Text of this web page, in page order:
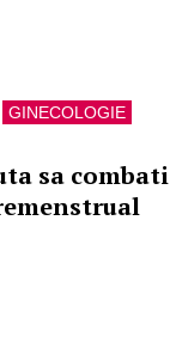
GINECOLOGIE
sa combati